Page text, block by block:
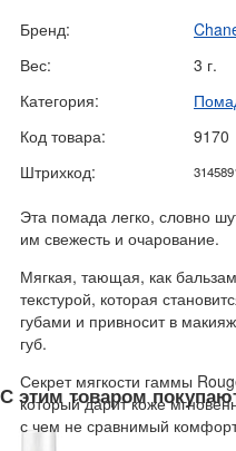
Бренд:
Вес:
3 г.
Категория:
Код товара:
9170
Штрихкод:
Эта помада легко, словно
им свежесть и очарование.
Мягкая, тающая, как
текстурой, которая
губами и привносит в
губ.
Секрет мягкости гаммы
который дарит коже
с чем не сравнимый
С этим товаром